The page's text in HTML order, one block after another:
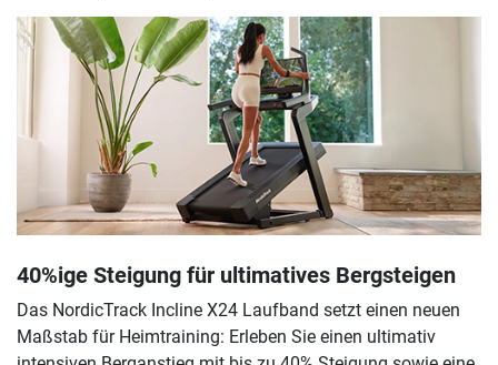
40%ige Steigung für ultimatives Bergsteigen
Das NordicTrack Incline X24 Laufband setzt einen neuen
Maßstab für Heimtraining: Erleben Sie einen ultimativ